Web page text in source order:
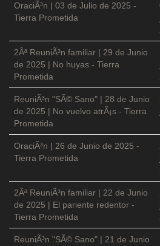
OraciÃ³n | 03 de Julio de 2025 -
Tierra Prometida
2Âª ReuniÃ³n familiar | 29 de Junio
de 2025 | No huyas - Tierra
Prometida
ReuniÃ³n "SÃ© Sano" | 28 de Junio
de 2025 | No vuelvo atrÃ¡s - Tierra
Prometida
OraciÃ³n | 26 de Junio de 2025 -
Tierra Prometida
2Âª ReuniÃ³n familiar | 22 de Junio
de 2025 | El pariente redentor -
Tierra Prometida
ReuniÃ³n "SÃ© Sano" | 21 de Junio